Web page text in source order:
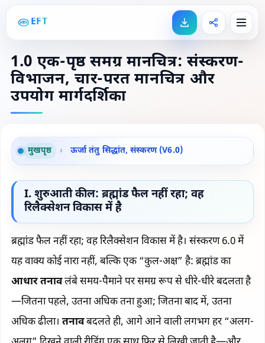
EFT
1.0 एक-पृष्ठ समग्र मानचित्र: संस्करण-
विभाजन, चार-परत मानचित्र और
उपयोग मार्गदर्शिका
मुखपृष्ठ › ऊर्जा तंतु सिद्धांत, संस्करण (V6.0)
I. शुरुआती कील: ब्रह्मांड फैल नहीं रहा; वह
रिलैक्सेशन विकास में है
ब्रह्मांड फैल नहीं रहा; वह रिलैक्सेशन विकास में है। संस्करण 6.0 में
यह वाक्य कोई नारा नहीं, बल्कि एक “कुल-अक्ष” है: ब्रह्मांड का
आधार तनावलंबे समय-पैमाने पर समग्र रूप से धीरे-धीरे बदलता है
—जितना पहले, उतना अधिक तना हुआ; जितना बाद में, उतना
अधिक ढीला। तनावबदलते ही, आगे आने वाली लगभग हर “अलग-